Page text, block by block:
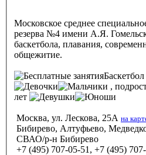
Московское среднее
резерва №4 имени А.Я.
баскетбола, плавания,
общежитие.
Баскетбол
,
лет
Москва, ул. Лескова, 25А на
Бибирево, Алтуфьево,
СВАО/р-н Бибирево
+7 (495) 707-05-51, +7 (495)